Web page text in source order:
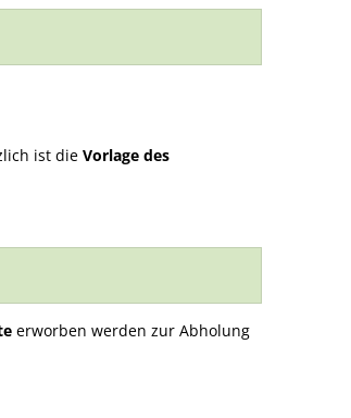
ist die Vorlage des
erworben werden zur Abholung